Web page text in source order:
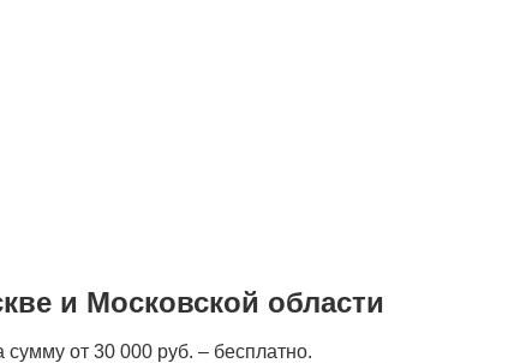
и Московской области
сумму от 30 000 руб. – бесплатно.